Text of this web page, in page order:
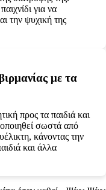
για να
την ψυχική της
με τα
προς τα παιδιά και
σωστά από
κάνοντας την
και άλλα